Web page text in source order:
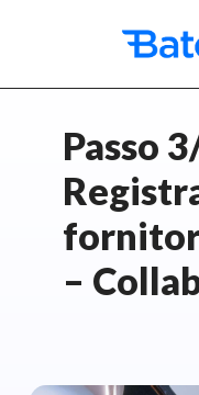
main
contentPasso
–